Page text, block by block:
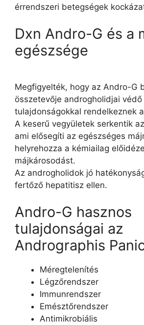
érrendszeri betegségek
Dxn Andro-G és a
egészsége
Megfigyelték, hogy az Andro-G
összetevője androgholidjai védő
tulajdonságokkal rendelkeznek
A keserű vegyületek serkentik
ami elősegíti az egészséges
helyrehozza a kémiailag
májkárosodást.
Az androgholidok jó
fertőző hepatitisz ellen.
Andro-G hasznos
tulajdonságai az
Andrographis
Méregtelenítés
Légzőrendszer
Immunrendszer
Emésztőrendszer
Antimikrobiális